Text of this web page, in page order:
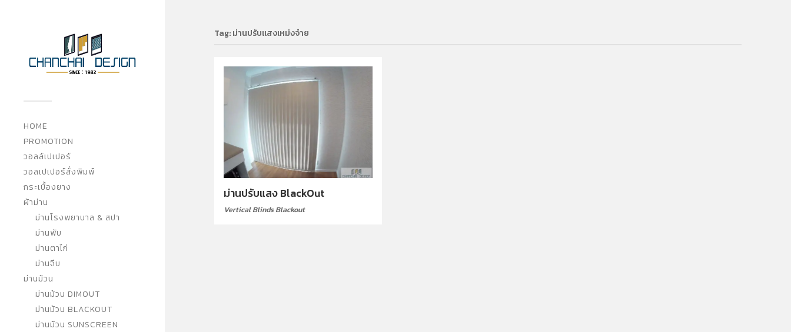
HOME
PROMOTION
วอลล์เปเปอร์
วอลเปเปอร์สั่งพิมพ์
กระเบื้องยาง
ผ้าม่าน
ม่านโรงพยาบาล & สปา
ม่านพับ
ม่านตาไก่
ม่านจีบ
ม่านม้วน
ม่านม้วน DIMOUT
ม่านม้วน BLACKOUT
ม่านม้วน SUNSCREEN
Tag:ม่านปรับแสงเหม่งจ๋าย
ม่านปรับแสง BlackOut
Vertical Blinds Blackout